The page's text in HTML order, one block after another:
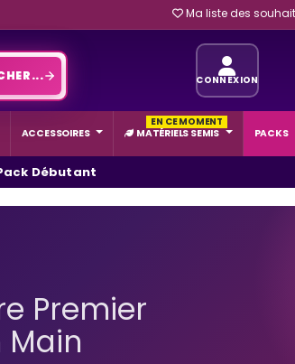
Ma liste des
CONNEXION
ACCESSOIRES MATÉRIELS SEMIS
EN CE MOMENT
PACKS
Débutant
Premier
Main